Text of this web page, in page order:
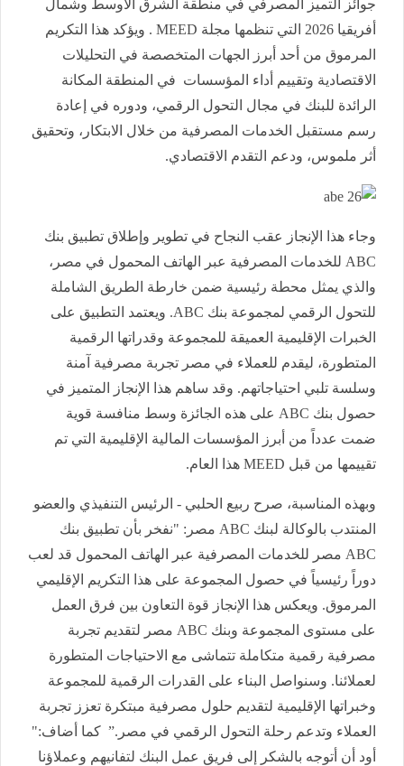
جوائز التميز المصرفي في منطقة الشرق الأوسط وشمال
أفريقيا 2026 التي تنظمها مجلة MEED . ويؤكد هذا التكريم
المرموق من أحد أبرز الجهات المتخصصة في التحليلات
الاقتصادية وتقييم أداء المؤسسات في المنطقة المكانة
الرائدة للبنك في مجال التحول الرقمي، ودوره في إعادة
رسم مستقبل الخدمات المصرفية من خلال الابتكار، وتحقيق
أثر ملموس، ودعم التقدم الاقتصادي.
وجاء هذا الإنجاز عقب النجاح في تطوير وإطلاق تطبيق بنك
ABC للخدمات المصرفية عبر الهاتف المحمول في مصر،
والذي يمثل محطة رئيسية ضمن خارطة الطريق الشاملة
للتحول الرقمي لمجموعة بنك ABC. ويعتمد التطبيق على
الخبرات الإقليمية العميقة للمجموعة وقدراتها الرقمية
المتطورة، ليقدم للعملاء في مصر تجربة مصرفية آمنة
وسلسة تلبي احتياجاتهم. وقد ساهم هذا الإنجاز المتميز في
حصول بنك ABC على هذه الجائزة وسط منافسة قوية
ضمت عدداً من أبرز المؤسسات المالية الإقليمية التي تم
تقييمها من قبل MEED هذا العام.
وبهذه المناسبة، صرح ربيع الحلبي - الرئيس التنفيذي والعضو
المنتدب بالوكالة لبنك ABC مصر: "نفخر بأن تطبيق بنك
ABC مصر للخدمات المصرفية عبر الهاتف المحمول قد لعب
دوراً رئيسياً في حصول المجموعة على هذا التكريم الإقليمي
المرموق. ويعكس هذا الإنجاز قوة التعاون بين فرق العمل
على مستوى المجموعة وبنك ABC مصر لتقديم تجربة
مصرفية رقمية متكاملة تتماشى مع الاحتياجات المتطورة
لعملائنا. وسنواصل البناء على القدرات الرقمية للمجموعة
وخبراتها الإقليمية لتقديم حلول مصرفية مبتكرة تعزز تجربة
العملاء وتدعم رحلة التحول الرقمي في مصر.” كما أضاف:"
أود أن أتوجه بالشكر إلى فريق عمل البنك لتفانيهم وعملاؤنا